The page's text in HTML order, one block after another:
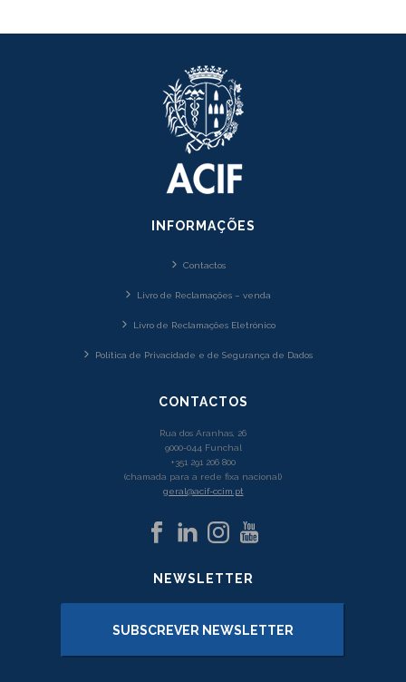
INFORMAÇÕES
Contactos
Livro de Reclamações – venda
Livro de Reclamações Eletrónico
Política de Privacidade e de Segurança de Dados
CONTACTOS
Rua dos Aranhas, 26
9000-044 Funchal
+351 291 206 800
(chamada para a rede fixa nacional)
geral@acif-ccim.pt
NEWSLETTER
SUBSCREVER NEWSLETTER